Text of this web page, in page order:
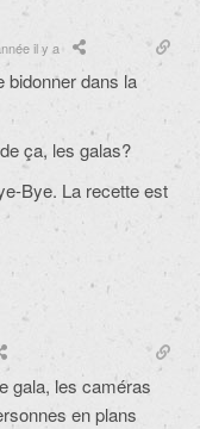
il y a
bidonner dans la
ça, les galas?
Bye. La recette est
gala, les caméras
en plans